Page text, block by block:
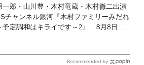
一郎・山川豊・木村竜蔵・木村徹二出演
チャンネル銀河『木村ファミリーみだれ
予定調和はキライです～2』 8月8日
Recommended by